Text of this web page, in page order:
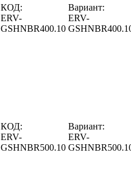
КОД:
ERV-
GSHNBR400.10
Вариант:
ERV-
КОД:
ERV-
GSHNBR500.10
Вариант:
ERV-